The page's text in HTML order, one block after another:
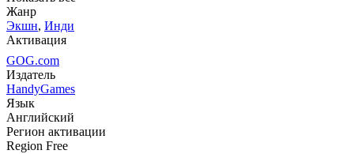
Жанр
Экшн, Инди
Активация
GOG.com
Издатель
HandyGames
Язык
Английский
Регион активации
Region Free